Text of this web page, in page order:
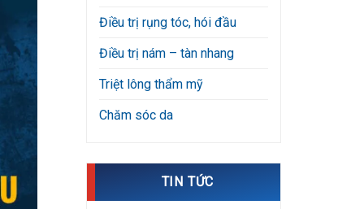
Điều trị rụng tóc, hói đầu
Điều trị nám – tàn nhang
Triệt lông thẩm mỹ
Chăm sóc da
TIN TỨC